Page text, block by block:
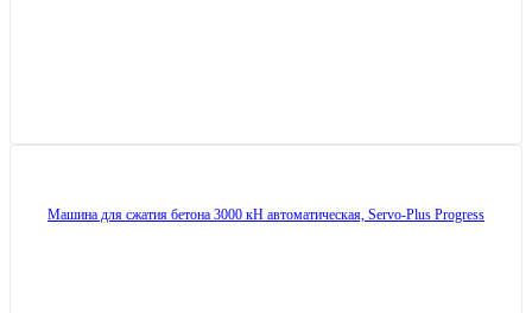
Машина для сжатия бетона 3000 кН автоматическая, Servo-Plus Progress